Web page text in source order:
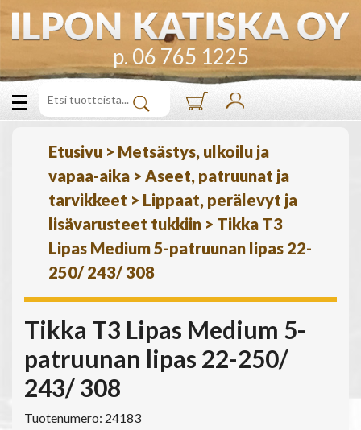
p. 06 765 1225
Etusivu > Metsästys, ulkoilu ja
vapaa-aika > Aseet, patruunat ja
tarvikkeet > Lippaat, perälevyt ja
lisävarusteet tukkiin > Tikka T3
Lipas Medium 5-patruunan lipas 22-
250/ 243/ 308
Tikka T3 Lipas Medium 5-
patruunan lipas 22-250/
243/ 308
Tuotenumero: 24183